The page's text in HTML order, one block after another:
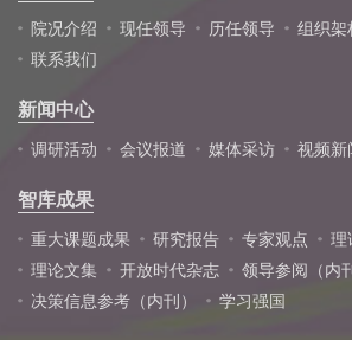
院况介绍 现任领导 历任领导 组织架
联系我们
新闻中心
调研活动 会议报道 媒体采访 视频新
智库成果
重大课题成果 研究报告 专家观点 理
理论文集
开放时代杂志
领导参阅（内
决策信息参考（内刊）
学习强国